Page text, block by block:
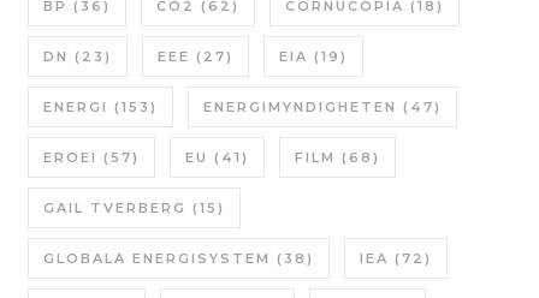
BP (36) CO2 (62) CORNUCOPIA (18)
DN (23) EEE (27) EIA (19)
ENERGI (153) ENERGIMYNDIGHETEN (47)
EROEI (57) EU (41) FILM (68)
GAIL TVERBERG (15)
GLOBALA ENERGISYSTEM (38) IEA (72)